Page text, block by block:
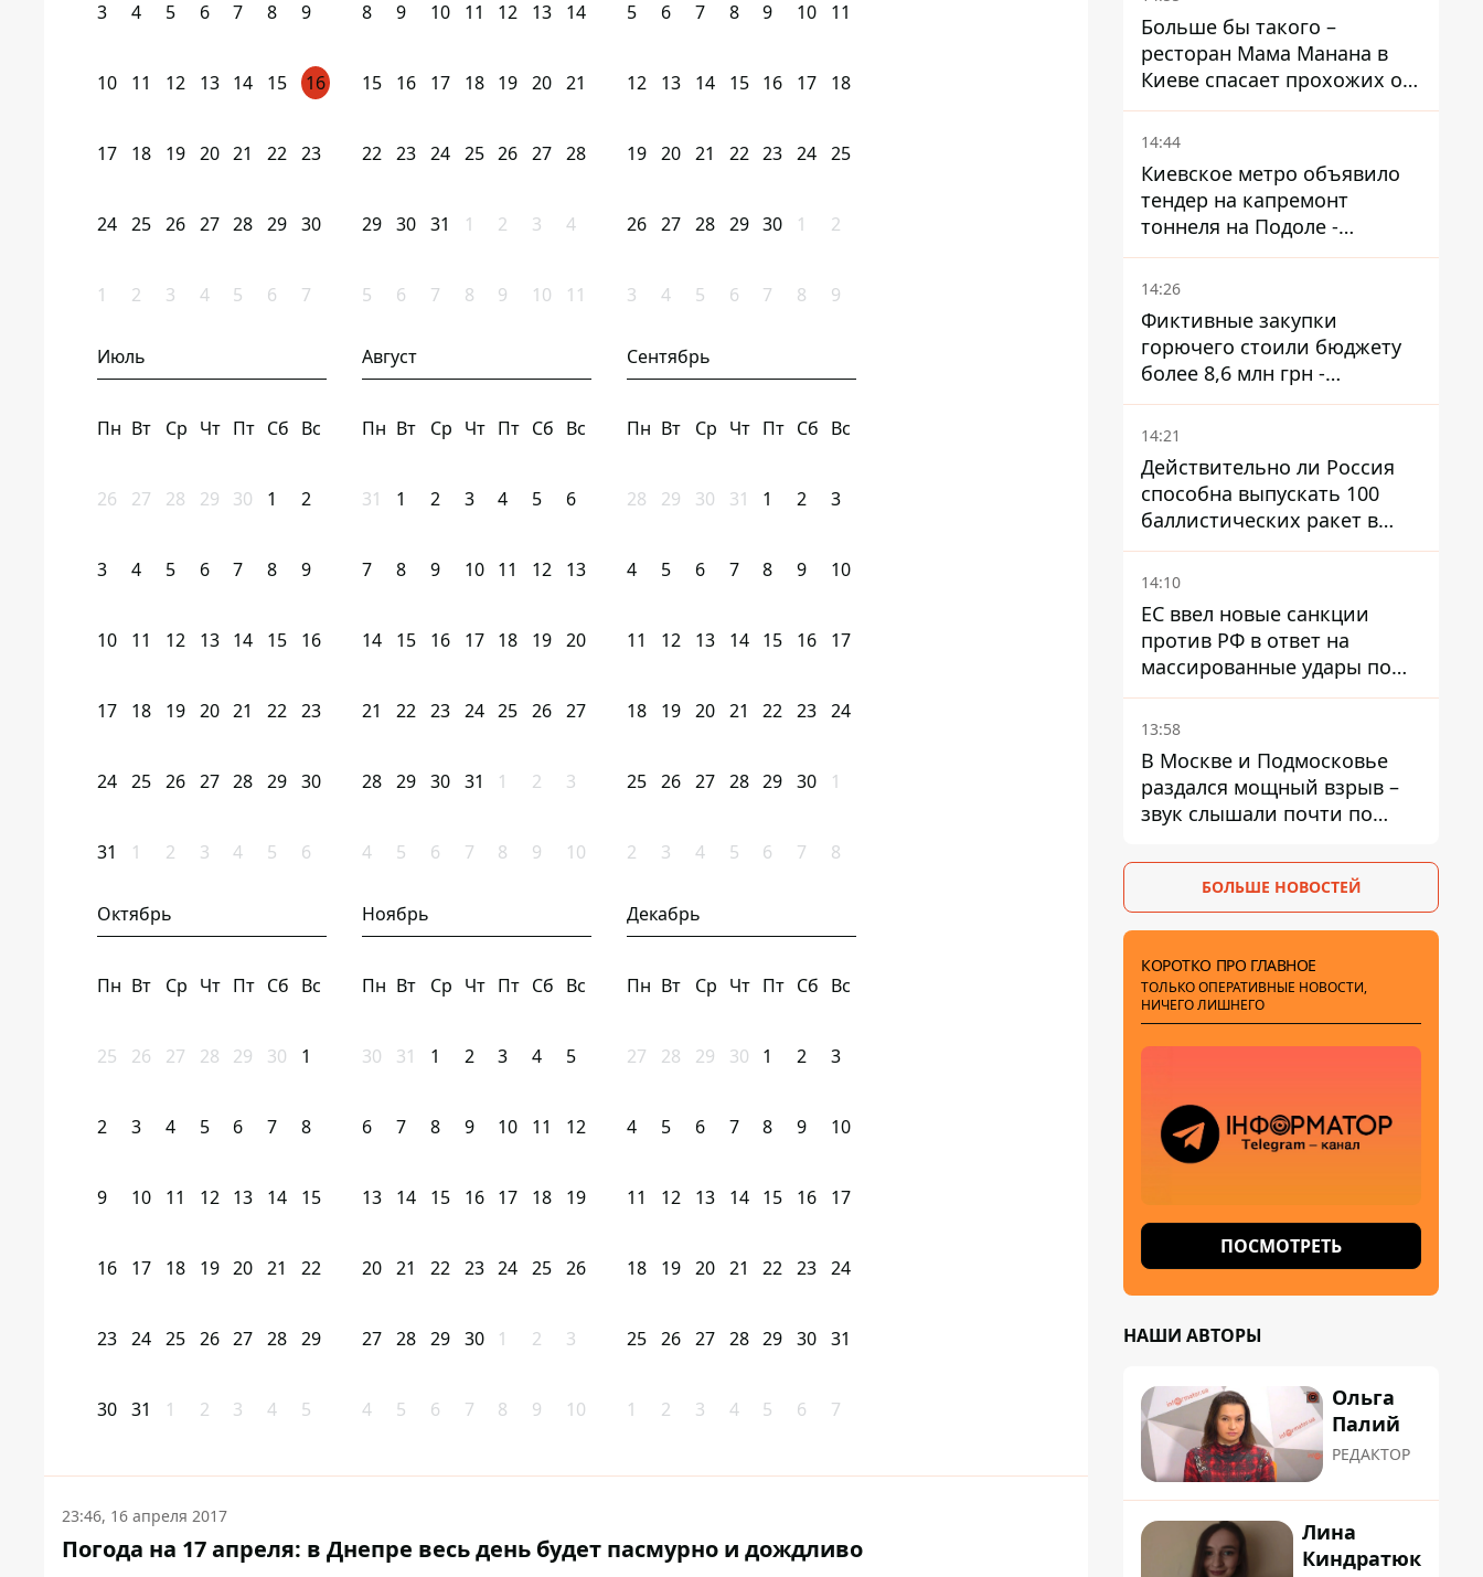
3 4 5 6 7 8 9
10 11 12 13 14 15 16
17 18 19 20 21 22 23
24 25 26 27 28 29 30
1 2 3 4 5 6 7
8 9 10 11 12 13 14
15 16 17 18 19 20 21
22 23 24 25 26 27 28
29 30 31 1 2 3 4
5 6 7 8 9 10 11
5 6 7 8 9 10 11
12 13 14 15 16 17 18
19 20 21 22 23 24 25
26 27 28 29 30 1 2
3 4 5 6 7 8 9
Июль
Пн Вт Ср Чт Пт Сб Вс
26 27 28 29 30 1 2
3 4 5 6 7 8 9
10 11 12 13 14 15 16
17 18 19 20 21 22 23
24 25 26 27 28 29 30
31 1 2 3 4 5 6
Август
Пн Вт Ср Чт Пт Сб Вс
31 1 2 3 4 5 6
7 8 9 10 11 12 13
14 15 16 17 18 19 20
21 22 23 24 25 26 27
28 29 30 31 1 2 3
4 5 6 7 8 9 10
Сентябрь
Пн Вт Ср Чт Пт Сб Вс
28 29 30 31 1 2 3
4 5 6 7 8 9 10
11 12 13 14 15 16 17
18 19 20 21 22 23 24
25 26 27 28 29 30 1
2 3 4 5 6 7 8
Октябрь
Пн Вт Ср Чт Пт Сб Вс
25 26 27 28 29 30 1
2 3 4 5 6 7 8
9 10 11 12 13 14 15
16 17 18 19 20 21 22
23 24 25 26 27 28 29
30 31 1 2 3 4 5
Ноябрь
Пн Вт Ср Чт Пт Сб Вс
30 31 1 2 3 4 5
6 7 8 9 10 11 12
13 14 15 16 17 18 19
20 21 22 23 24 25 26
27 28 29 30 1 2 3
4 5 6 7 8 9 10
Декабрь
Пн Вт Ср Чт Пт Сб Вс
27 28 29 30 1 2 3
4 5 6 7 8 9 10
11 12 13 14 15 16 17
18 19 20 21 22 23 24
25 26 27 28 29 30 31
1 2 3 4 5 6 7
23:46, 16 апреля 2017
Погода на 17 апреля: в Днепре весь день будет пасмурно и дождливо
Больше бы такого –
ресторан Мама Манана в
Киеве спасает прохожих от
жары
14:44
Киевское метро объявило
тендер на капремонт
тоннеля на Подоле -
продлится почти два года
14:26
Фиктивные закупки
горючего стоили бюджету
более 8,6 млн грн -
предприятие возместило
убытки
14:21
Действительно ли Россия
способна выпускать 100
баллистических ракет в
месяц и что с этим делать
14:10
ЕС ввел новые санкции
против РФ в ответ на
массированные удары по
Украине - Каллас раскрыла
детали
13:58
В Москве и Подмосковье
раздался мощный взрыв –
звук слышали почти по
БОЛЬШЕ НОВОСТЕЙ
КОРОТКО ПРО ГЛАВНОЕ
ТОЛЬКО ОПЕРАТИВНЫЕ НОВОСТИ,
НИЧЕГО ЛИШНЕГО
ПОСМОТРЕТЬ
НАШИ АВТОРЫ
Ольга
Палий
РЕДАКТОР
Лина
Киндратюк